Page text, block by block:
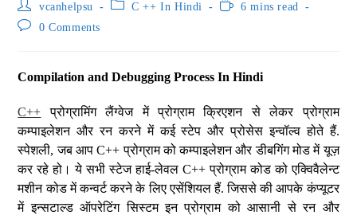
vcanhelpsu C ++ In Hindi
6 mins read
0 Comments
Compilation and Debugging Process In Hindi
C++ प्रोग्रामिंग लैंग्वेज में प्रोग्राम क्रिएशन से लेकर प्रोग्राम
कम्पाइलेशन और रन करने में कई स्टेप और प्रोसेस इन्वॉल्व होते हैं.
स्पेशली, जब आप C++ प्रोग्राम को कम्पाइलेशन और डीबगिंग मोड में यूज़
कर रहे हो। ये सभी स्टेज हाई-लेवल C++ प्रोग्राम कोड को एक्विवैलेन्ट
मशीन कोड में कन्वर्ट करने के लिए एसेंशियल हैं. जिससे की आपके कंप्यूटर
में इन्सटाल्ड ऑपरेटिंग सिस्टम इन प्रोग्राम को आसानी से रन और